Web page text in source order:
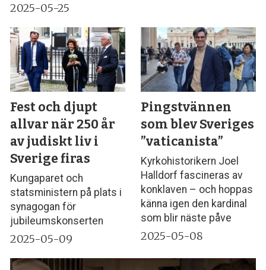
2025-05-25
Fest och djupt
allvar när 250 år
av judiskt liv i
Sverige firas
Kungaparet och
statsministern på plats i
synagogan för
jubileumskonserten
2025-05-09
Pingstvännen
som blev Sveriges
”vaticanista”
Kyrkohistorikern Joel
Halldorf fascineras av
konklaven – och hoppas
känna igen den kardinal
som blir näste påve
2025-05-08